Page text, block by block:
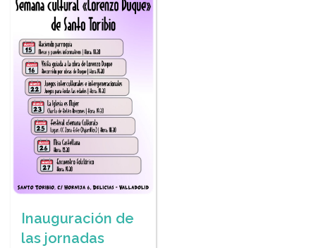
Inauguración de
las jornadas